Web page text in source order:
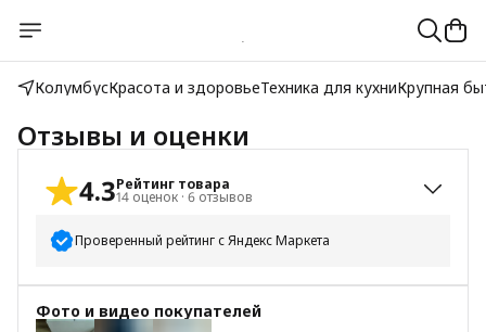
КолумбусКрасота и здоровьеТехника для кухниКрупная
Отзывы и оценки
4.3Рейтинг товара
14 оценок · 6 отзывов
Проверенный рейтинг с Яндекс Маркета
5 звёзд
10
4 звезды
Фото и видео покупателей